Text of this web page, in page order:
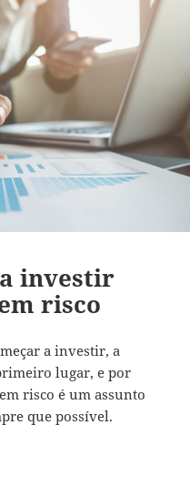
investir
risco
a investir, a
lugar, e por
risco é um assunto
que possível.
a investir sem se colocar